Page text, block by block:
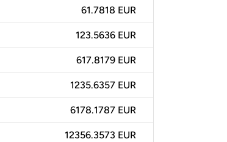
61.7818 EUR
123.5636 EUR
617.8179 EUR
1235.6357 EUR
6178.1787 EUR
12356.3573 EUR